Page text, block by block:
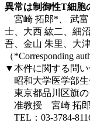
異常は制御性T細胞
宮崎 拓郎*、 武富
士、大西 紘二、細
吾、金山 朱里、大
（*Corresponding
▼本件に関する問
昭和大学医学部生
東京都品川区旗の
准教授 宮崎 拓郎
TEL：03-3784-